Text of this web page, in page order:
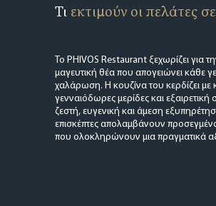
Τι εκτιμούν οι πελάτες
Το PHIVOS Restaurant ξεχωρίζει για
μαγευτική θέα που απογειώνει κάθε
χαλάρωση. Η κουζίνα του κερδίζει με
γενναιόδωρες μερίδες και
ζεστή, ευγενική και άμεση
επισκέπτες απολαμβάνουν
που ολοκληρώνουν μια πραγματικά